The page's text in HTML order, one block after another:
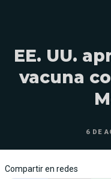
EE. UU.
vacuna
6 DE
Compartir en redes